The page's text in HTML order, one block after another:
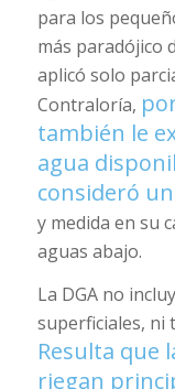
para los
más paradójico
aplicó solo
Contraloría,
también le
agua
consideró
y medida en su
aguas abajo.
La DGA no
superficiales, ni
Resulta que
riegan